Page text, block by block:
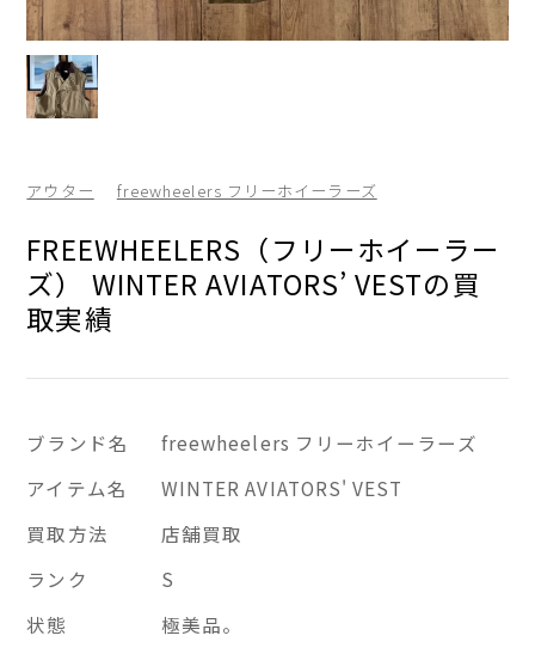
アウター freewheelers フリーホイーラーズ
FREEWHEELERS（フリーホイーラー
ズ） WINTER AVIATORS’ VESTの買
取実績
ブランド名
freewheelers フリーホイーラーズ
アイテム名
WINTER AVIATORS' VEST
買取方法
店舗買取
ランク
S
状態
極美品。